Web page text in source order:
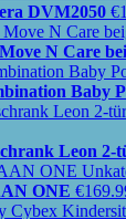
DVM2050 €
N Care
Baby
Leon 2-
ONE €